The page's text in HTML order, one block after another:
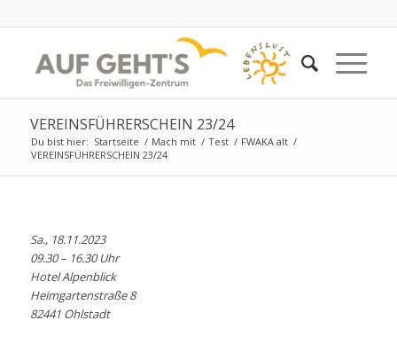
VEREINSFÜHRERSCHEIN 23/24
Du bist hier: Startseite / Mach mit / Test / FWAKA alt /
VEREINSFÜHRERSCHEIN 23/24
Sa., 18.11.2023
09.30 – 16.30 Uhr
Hotel Alpenblick
Heimgartenstraße 8
82441 Ohlstadt